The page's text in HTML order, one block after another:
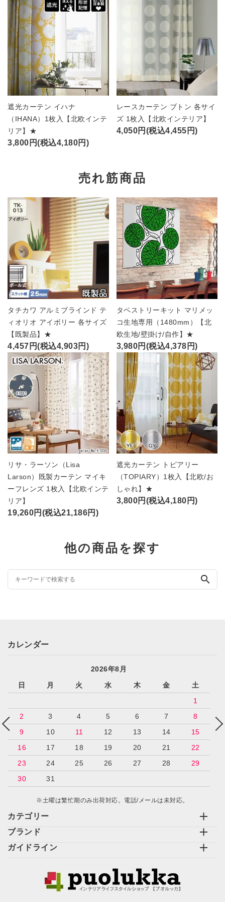
遮光カーテン イハナ
（IHANA）1枚入【北欧インテ
リア】★
3,800円(税込4,180円)
レースカーテン ブトン 各サイ
ズ 1枚入【北欧インテリア】
4,050円(税込4,455円)
売れ筋商品
タチカワ アルミブラインド テ
ィオリオ アイボリー 各サイズ
【既製品】★
4,457円(税込4,903円)
タペストリーキット マリメッ
コ生地専用（1480mm）【北
欧生地/壁掛け/自作】★
3,980円(税込4,378円)
リサ・ラーソン（Lisa
Larson）既製カーテン マイキ
ーフレンズ 1枚入【北欧インテ
リア】
19,260円(税込21,186円)
遮光カーテン トピアリー
（TOPIARY）1枚入【北欧/お
しゃれ】★
3,800円(税込4,180円)
他の商品を探す
search
カテゴリー
ブランド
ガイドライン
カレンダー
2026年8月
日
月 火 水 木 金
土
1
2
3 4 5 6 7
8
9
10 11 12 13 14
15
16
17 18 19 20 21
22
23
24 25 26 27 28
29
30
31
※土曜は繁忙期のみ出荷対応。電話/メールは未対応。